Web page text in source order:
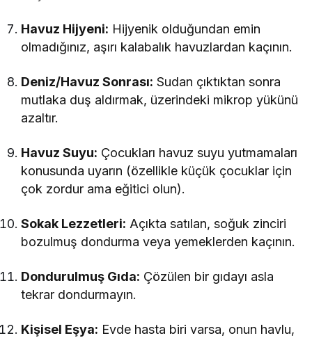
Havuz Hijyeni: Hijyenik olduğundan emin
olmadığınız, aşırı kalabalık havuzlardan kaçının.
Deniz/Havuz Sonrası: Sudan çıktıktan sonra
mutlaka duş aldırmak, üzerindeki mikrop yükünü
azaltır.
Havuz Suyu: Çocukları havuz suyu yutmamaları
konusunda uyarın (özellikle küçük çocuklar için
çok zordur ama eğitici olun).
Sokak Lezzetleri: Açıkta satılan, soğuk zinciri
bozulmuş dondurma veya yemeklerden kaçının.
Dondurulmuş Gıda: Çözülen bir gıdayı asla
tekrar dondurmayın.
Kişisel Eşya: Evde hasta biri varsa, onun havlu,